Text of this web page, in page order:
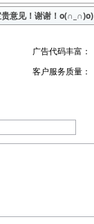
意见！谢谢！o(∩_∩)o)
广告代码丰富：
客户服务质量：